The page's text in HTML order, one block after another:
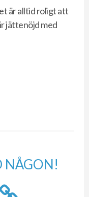
är alltid roligt att
jättenöjd med
NÅGON!